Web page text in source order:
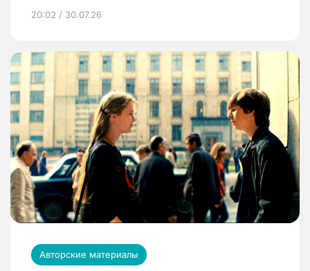
20:02 / 30.07.26
Авторские материалы